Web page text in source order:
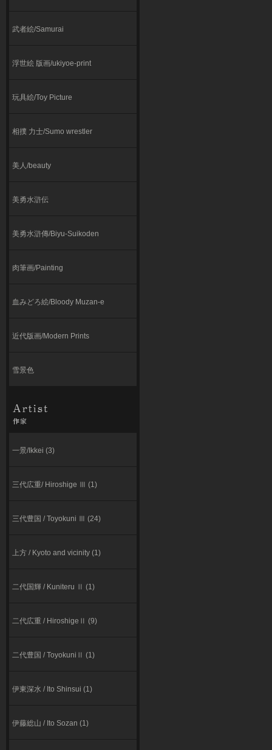
武者絵/Samurai
浮世絵 版画/ukiyoe-print
玩具絵/Toy Picture
相撲 力士/Sumo wrestler
美人/beauty
美勇水滸伝
美勇水滸傳/Biyu-Suikoden
肉筆画/Painting
血みどろ絵/Bloody Muzan-e
近代版画/Modern Prints
雪景色
一景/Ikkei (3)
三代広重/ Hiroshige Ⅲ (1)
三代豊国 / Toyokuni Ⅲ (24)
上方 / Kyoto and vicinity (1)
二代国輝 / Kuniteru Ⅱ (1)
二代広重 / HiroshigeⅡ (9)
二代豊国 / ToyokuniⅡ (1)
伊東深⽔ / Ito Shinsui (1)
伊藤総山 / Ito Sozan (1)